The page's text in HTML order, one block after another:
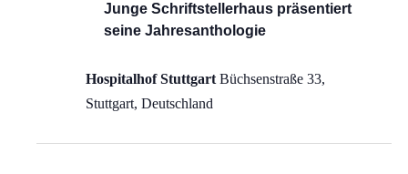
Junge Schriftstellerhaus präsentiert
seine Jahresanthologie
Hospitalhof Stuttgart Büchsenstraße 33,
Stuttgart, Deutschland